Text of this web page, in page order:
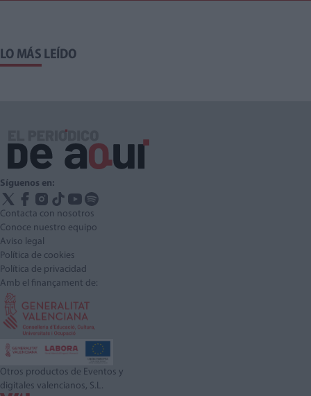
LO MÁS LEÍDO
Síguenos en:
Contacta con nosotros
Conoce nuestro equipo
Aviso legal
Política de cookies
Política de privacidad
Amb el finançament de:
Otros productos de Eventos y
digitales valencianos, S.L.